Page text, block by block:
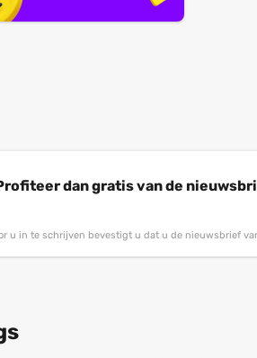
dan gratis van de
u in te schrijven bevestigt u dat u de nieuwsbrief